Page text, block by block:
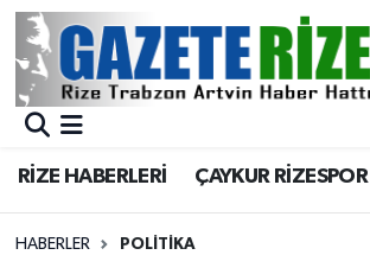
RİZE HABERLERİ ÇAYKUR RİZESPOR
HABERLER POLİTİKA
BÖLGEMİZ
Asayiş
Merkez Nöbetçi Eczaneler
Merkez Trafik Yoğunluk Haritası